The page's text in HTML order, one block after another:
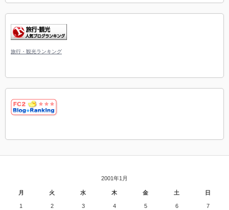
旅行・観光ランキング
2001年1月
月 火 水 木 金 土 日
1 2 3 4 5 6 7